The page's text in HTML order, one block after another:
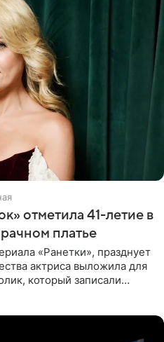
отметила 41-летие в
платье
«Ранетки», празднует
актриса выложила для
который записали